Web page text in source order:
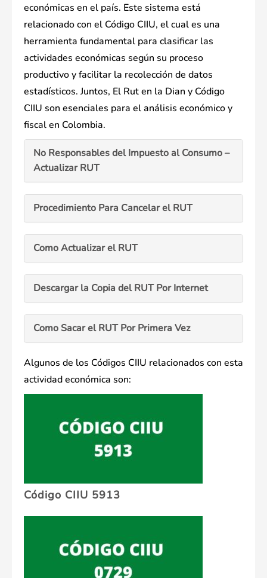
económicas en el país. Este sistema está
relacionado con el Código CIIU, el cual es una
herramienta fundamental para clasificar las
actividades económicas según su proceso
productivo y facilitar la recolección de datos
estadísticos. Juntos, El Rut en la Dian y Código
CIIU son esenciales para el análisis económico y
fiscal en Colombia.
No Responsables del Impuesto al Consumo –
Actualizar RUT
Procedimiento Para Cancelar el RUT
Como Actualizar el RUT
Descargar la Copia del RUT Por Internet
Como Sacar el RUT Por Primera Vez
Algunos de los Códigos CIIU relacionados con esta
actividad económica son:
Código CIIU 5913